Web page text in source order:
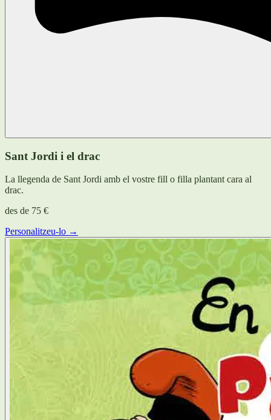
Sant Jordi i el drac
La llegenda de Sant Jordi amb el vostre fill o filla plantant cara al
drac.
des de 75 €
Personalitzeu-lo →